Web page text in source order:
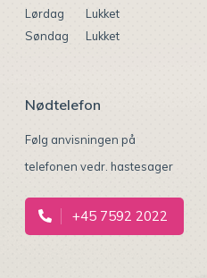
Lørdag
Lukket
Søndag
Lukket
Nødtelefon
Følg anvisningen på
telefonen vedr. hastesager
+45 7592 2022